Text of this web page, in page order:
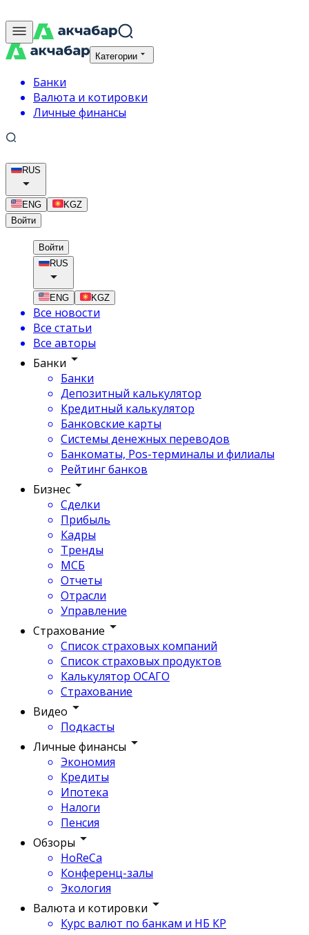
Категории
Банки
Валюта и котировки
Личные финансы
RUS
ENG
KGZ
Войти
Войти
RUS
ENG KGZ
Все новости
Все статьи
Все авторы
Банки
Банки
Депозитный калькулятор
Кредитный калькулятор
Банковские карты
Системы денежных переводов
Банкоматы, Pos-терминалы и филиалы
Рейтинг банков
Бизнес
Сделки
Прибыль
Кадры
Тренды
МСБ
Отчеты
Отрасли
Управление
Страхование
Список страховых компаний
Список страховых продуктов
Калькулятор ОСАГО
Страхование
Видео
Подкасты
Личные финансы
Экономия
Кредиты
Ипотека
Налоги
Пенсия
Обзоры
HoReCa
Конференц-залы
Экология
Валюта и котировки
Курс валют по банкам и НБ КР